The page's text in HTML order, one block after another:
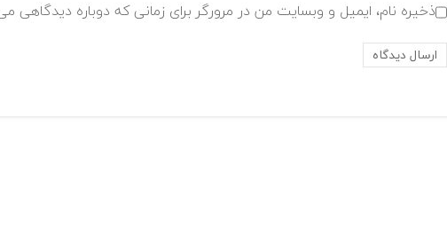
ذخیره نام، ایمیل و وبسایت من در مرورگر برای زمانی که دوباره دیدگاهی